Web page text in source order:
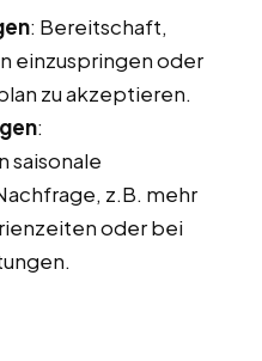
: Bereitschaft,
einzuspringen oder
zu akzeptieren.
:
saisonale
z.B. mehr
oder bei